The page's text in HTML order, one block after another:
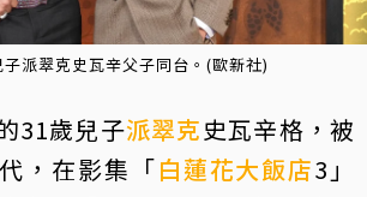
派翠克史瓦辛父子同台。(歐新社)
31歲兒子派翠克史瓦辛格，被
，在影集「白蓮花大飯店3」